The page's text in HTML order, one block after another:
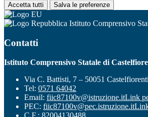
Accetta tutti Salva le preferenze
Istituto Comprensivo
Contatti
Istituto Comprensivo Statale di
Via C. Battisti, 7 – 50051
Tel: 0571 64042
Email: fiic87100v@istruzione.itLink
PEC: fiic87100v@pec.istruzione.it
C.F.: 82004130488